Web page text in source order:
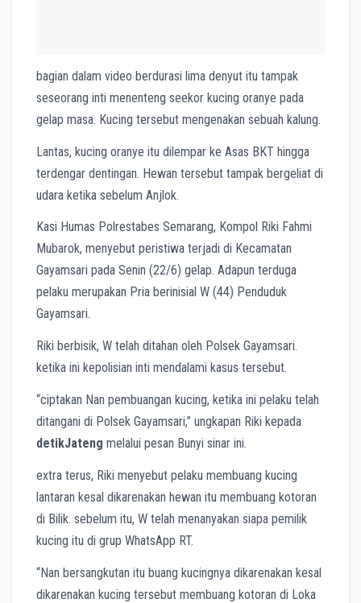
bagian dalam video berdurasi lima denyut itu tampak
seseorang inti menenteng seekor kucing oranye pada
gelap masa. Kucing tersebut mengenakan sebuah kalung.
Lantas, kucing oranye itu dilempar ke Asas BKT hingga
terdengar dentingan. Hewan tersebut tampak bergeliat di
udara ketika sebelum Anjlok.
Kasi Humas Polrestabes Semarang, Kompol Riki Fahmi
Mubarok, menyebut peristiwa terjadi di Kecamatan
Gayamsari pada Senin (22/6) gelap. Adapun terduga
pelaku merupakan Pria berinisial W (44) Penduduk
Gayamsari.
Riki berbisik, W telah ditahan oleh Polsek Gayamsari.
ketika ini kepolisian inti mendalami kasus tersebut.
“ciptakan Nan pembuangan kucing, ketika ini pelaku telah
ditangani di Polsek Gayamsari,” ungkapan Riki kepada
detikJateng melalui pesan Bunyi sinar ini.
extra terus, Riki menyebut pelaku membuang kucing
lantaran kesal dikarenakan hewan itu membuang kotoran
di Bilik. sebelum itu, W telah menanyakan siapa pemilik
kucing itu di grup WhatsApp RT.
“Nan bersangkutan itu buang kucingnya dikarenakan kesal
dikarenakan kucing tersebut membuang kotoran di Loka